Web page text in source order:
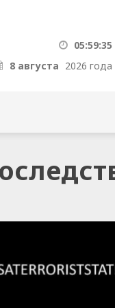
05:59:36
8 августа 2026 года